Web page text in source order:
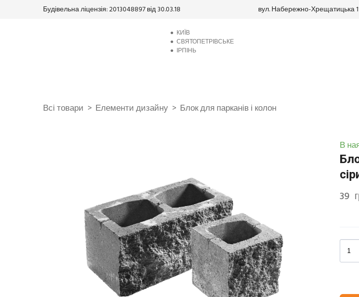
Будівельна ліцензія: 2013048897 від 30.03.18 вул. Набережно-Хрещатицька
● КИЇВ
●СВЯТОПЕТРІВСЬКЕ
● ІРПІНЬ
Всі товари Елементи дизайну Блок для парканів і колон
В
39